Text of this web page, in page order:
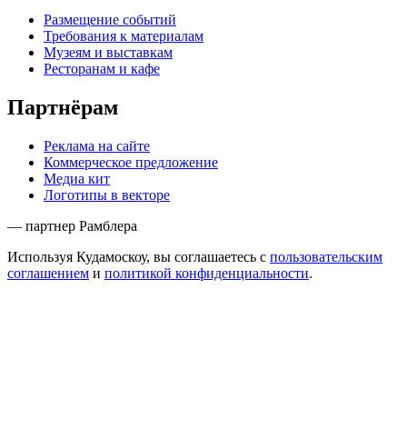
Размещение событий
Требования к материалам
Музеям и выставкам
Ресторанам и кафе
Партнёрам
Реклама на сайте
Коммерческое предложение
Медиа кит
Логотипы в векторе
— партнер Рамблера
Используя Кудамоскоу, вы соглашаетесь с пользовательским
соглашением и политикой конфиденциальности.